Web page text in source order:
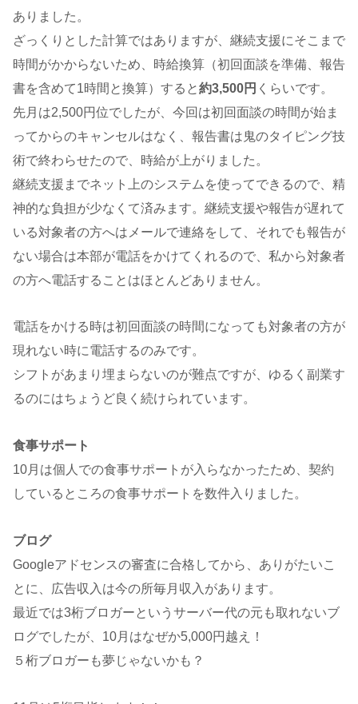
ありました。
ざっくりとした計算ではありますが、継続支援にそこまで
時間がかからないため、時給換算（初回面談を準備、報告
書を含めて1時間と換算）すると約3,500円 くらいです。
先月は2,500円位でしたが、今回は初回面談の時間が始ま
ってからのキャンセルはなく、報告書は鬼のタイピング技
術で終わらせたので、時給が上がりました。
継続支援までネット上のシステムを使ってできるので、精
神的な負担が少なくて済みます。継続支援や報告が遅れて
いる対象者の方へはメールで連絡をして、それでも報告が
ない場合は本部が電話をかけてくれるので、私から対象者
の方へ電話することはほとんどありません。
電話をかける時は初回面談の時間になっても対象者の方が
現れない時に電話するのみです。
シフトがあまり埋まらないのが難点ですが、ゆるく副業す
るのにはちょうど良く続けられています。
食事サポート
10月は個人での食事サポートが入らなかったため、契約
しているところの食事サポートを数件入りました。
ブログ
Googleアドセンスの審査に合格してから、ありがたいこ
とに、広告収入は今の所毎月収入があります。
最近では3桁ブロガーというサーバー代の元も取れないブ
ログでしたが、10月はなぜか5,000円越え！
５桁ブロガーも夢じゃないかも？